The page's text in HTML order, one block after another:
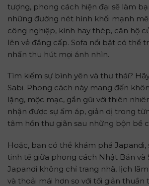
tượng, phong cách hiện đại sẽ làm
những đường nét hình khối mạnh
công nghiệp, kính hay thép, căn hộ
lên vẻ đẳng cấp. Sofa nổi bật có thể
nhấn thu hút mọi ánh nhìn.
Tìm kiếm sự bình yên và thư thái?
Sabi. Phong cách này mang đến
lặng, mộc mạc, gần gũi với thiên
nhận được sự ấm áp, giản dị trong
tâm hồn thư giãn sau những bộn bề
Hoặc, bạn có thể khám phá Japandi,
tinh tế giữa phong cách Nhật Bản và
Japandi không chỉ trang nhã, lịch
và thoải mái hơn so với tối giản thuần